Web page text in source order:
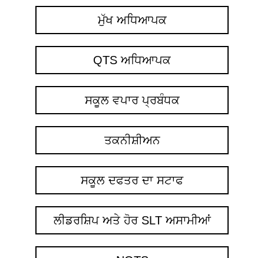
ਮੁੱਖ ਅਧਿਆਪਕ
QTS ਅਧਿਆਪਕ
ਸਕੂਲ ਵਪਾਰ ਪ੍ਰਬੰਧਕ
ਤਕਨੀਸ਼ੀਅਨ
ਸਕੂਲ ਦਫਤਰ ਦਾ ਸਟਾਫ
ਲੀਡਰਸ਼ਿਪ ਅਤੇ ਹੋਰ SLT ਅਸਾਮੀਆਂ